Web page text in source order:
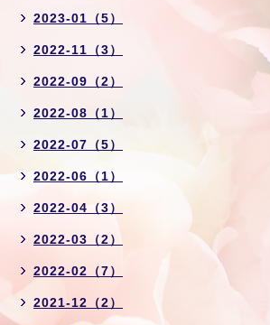
2023-01（5）
2022-11（3）
2022-09（2）
2022-08（1）
2022-07（5）
2022-06（1）
2022-04（3）
2022-03（2）
2022-02（7）
2021-12（2）